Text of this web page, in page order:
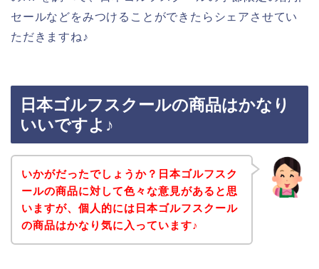
セールなどをみつけることができたらシェアさせてい
ただきますね♪
日本ゴルフスクールの商品はかなり
いいですよ♪
いかがだったでしょうか？日本ゴルフスク
ールの商品に対して色々な意見があると思
いますが、個人的には日本ゴルフスクール
の商品はかなり気に入っています♪